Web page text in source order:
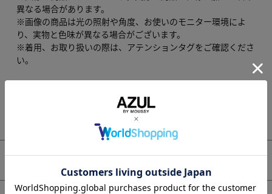
異なる場合があります。
※画像の商品は光の照射や角度、お使いのモニター環境によ
り、実物と色味が異なる場合がございます。
※着用、お取り扱いの際は、アテンションタグをご確認くださ
い。
もっと見る